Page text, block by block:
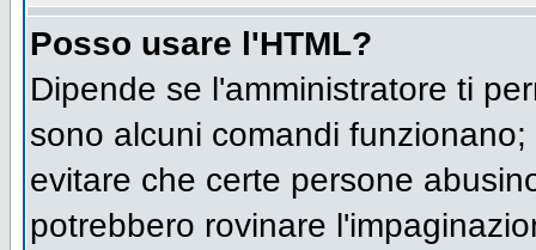
Posso usare l'HTML?
Dipende se l'amministratore ti
sono alcuni comandi
evitare che certe persone
potrebbero rovinare